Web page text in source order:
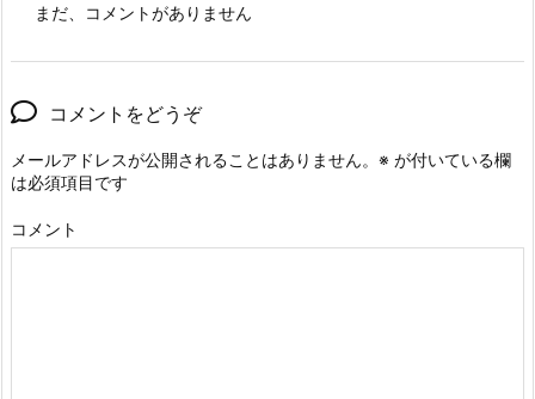
まだ、コメントがありません
コメントをどうぞ
メールアドレスが公開されることはありません。 ※ が付いている欄
は必須項目です
コメント